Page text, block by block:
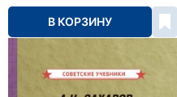
В КОРЗИНУ